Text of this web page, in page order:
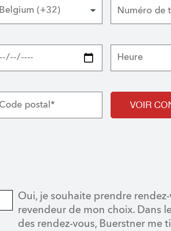
Belgium (+32)
Heure
VOIR
Oui, je souhaite prendre
revendeur de mon choix. Dans
des rendez-vous, Buerstner me